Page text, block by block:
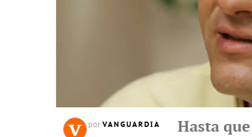
por VANGUARDIA
Hasta